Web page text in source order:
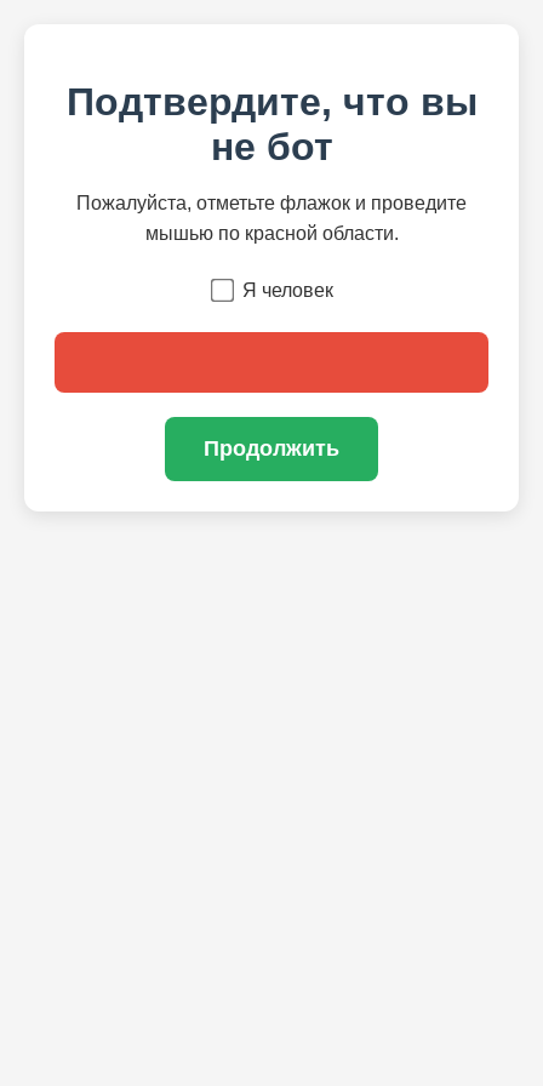
Подтвердите, что вы
не бот
Пожалуйста, отметьте флажок и проведите
мышью по красной области.
Я человек
Продолжить